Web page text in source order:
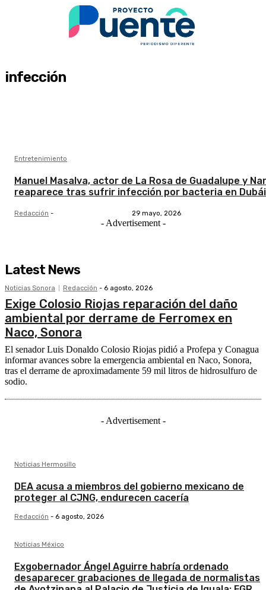
infección
Entretenimiento
Manuel Masalva, actor de La Rosa de Guadalupe y
reaparece tras sufrir infección por bacteria en Dubái
Redacción - 29 mayo, 2026
- Advertisement -
Latest News
Noticias Sonora Redacción - 6 agosto, 2026
Exige Colosio Riojas reparación del daño
ambiental por derrame de Ferromex en
Naco, Sonora
El senador Luis Donaldo Colosio Riojas pidió a Profepa y Conagua
informar avances sobre la emergencia ambiental en Naco, Sonora,
tras el derrame de aproximadamente 59 mil litros de hidrosulfuro de
sodio.
- Advertisement -
Noticias Hermosillo
DEA acusa a miembros del gobierno mexicano de
proteger al CJNG, endurecen cacería
Redacción - 6 agosto, 2026
Noticias México
Exgobernador Ángel Aguirre habría ordenado
desaparecer grabaciones de llegada de normalistas